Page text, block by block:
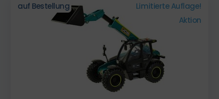
auf Bestellung
Limitierte Auflage!
Aktion